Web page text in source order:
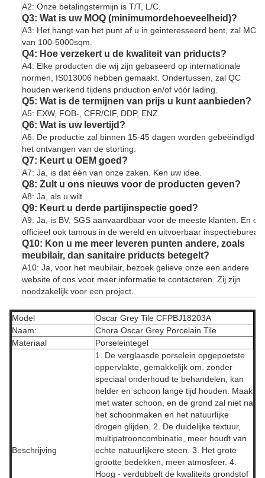
A2: Onze betalingstermijn is T/T, L/C.
Q3: Wat is uw MOQ (minimumordehoeveelheid)?
A3: Het hangt van het punt af u in geinteresseerd bent, zal MOQ
van 100-5000sqm.
Q4: Hoe verzekert u de kwaliteit van priducts?
A4: Elke producten die wij zijn gebaseerd op internationale
normen, IS013006 hebben gemaakt. Ondertussen, zal QC
houden werkend tijdens priduction en/of vóór lading.
Q5: Wat is de termijnen van prijs u kunt aanbieden?
A5: EXW, FOB-, CFR/CIF, DDP, ENZ.
Q6: Wat is uw levertijd?
A6: De productie zal binnen 15-45 dagen worden gebeëindigd
het ontvangen van de storting.
Q7: Keurt u OEM goed?
A7: Ja, is dat één van onze zaken. Ken uw idee.
Q8: Zult u ons nieuws voor de producten geven?
A8: Ja, als u wilt.
Q9: Keurt u derde partijinspectie goed?
A9: Ja, is BV, SGS aanvaardbaar voor de meeste klanten. En
officieel ook tamous in de wereld en uitvoerbaar inspectiebureau.
Q10: Kon u me meer leveren punten andere, zoals
meubilair, dan sanitaire priducts betegelt?
A10: Ja, voor het meubilair, bezoek gelieve onze een andere
website of ons voor meer informatie te contacteren. Zij zijn
noodzakelijk voor een project.
Model
Oscar Grey Tile CFPBJ18203A
Naam:
Chora Oscar Grey Porcelain Tile
Materiaal
Porseleintegel
Beschrijving
1. De verglaasde porselein opgepoetste
oppervlakte, gemakkelijk om, zonder
speciaal onderhoud te behandelen, kan
helder en schoon lange tijd houden. Maak
met water schoon, en de grond zal niet na
het schoonmaken en het natuurlijke
drogen glijden. 2. De duidelijke textuur,
multipatrooncombinatie, meer houdt van
echte natuurlijkere steen. 3. Het grote
grootte bedekken, meer atmosfeer. 4.
Hoog - verdubbelt de kwaliteits grondstof